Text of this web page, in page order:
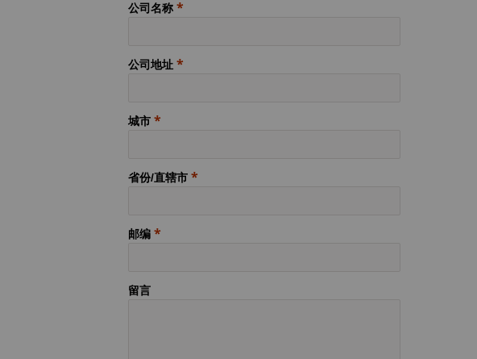
公司名称
公司地址
城市
省份/直辖市
邮编
留言